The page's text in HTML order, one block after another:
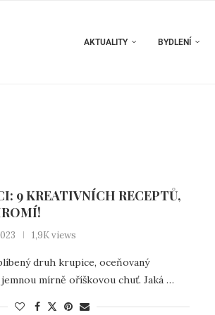
AKTUALITY BYDLENÍ
9 KREATIVNÍCH RECEPTŮ,
1,9K views
druh krupice, oceňovaný
mírně oříškovou chuť. Jaká …